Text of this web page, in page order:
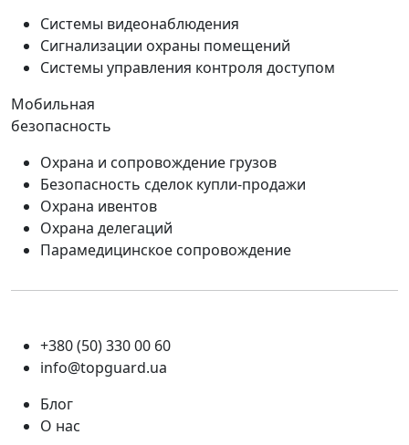
Системы видеонаблюдения
Сигнализации охраны помещений
Системы управления контроля доступом
Мобильная
безопасность
Охрана и сопровождение грузов
Безопасность сделок купли-продажи
Охрана ивентов
Охрана делегаций
Парамедицинское сопровождение
+380 (50) 330 00 60
info@topguard.ua
Блог
О нас